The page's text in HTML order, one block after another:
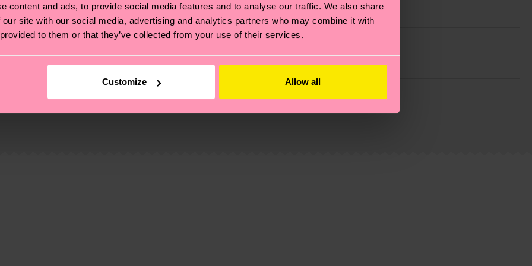
content and ads, to provide social media features and to analyse our traffic. We also share
site with our social media, advertising and analytics partners who may combine it with
to them or that they’ve collected from your use of their services.
Customize Allow all
– es geht auch um eine ethische Lieferkette, die Reduzierung von Emissionen, die richtige Pflege von
Tipps und Tricks findest du auf unserer
unsere länderspezifische Versandübersicht findest duhier. Die Lieferzeit beginnt sobald deine Bestellung